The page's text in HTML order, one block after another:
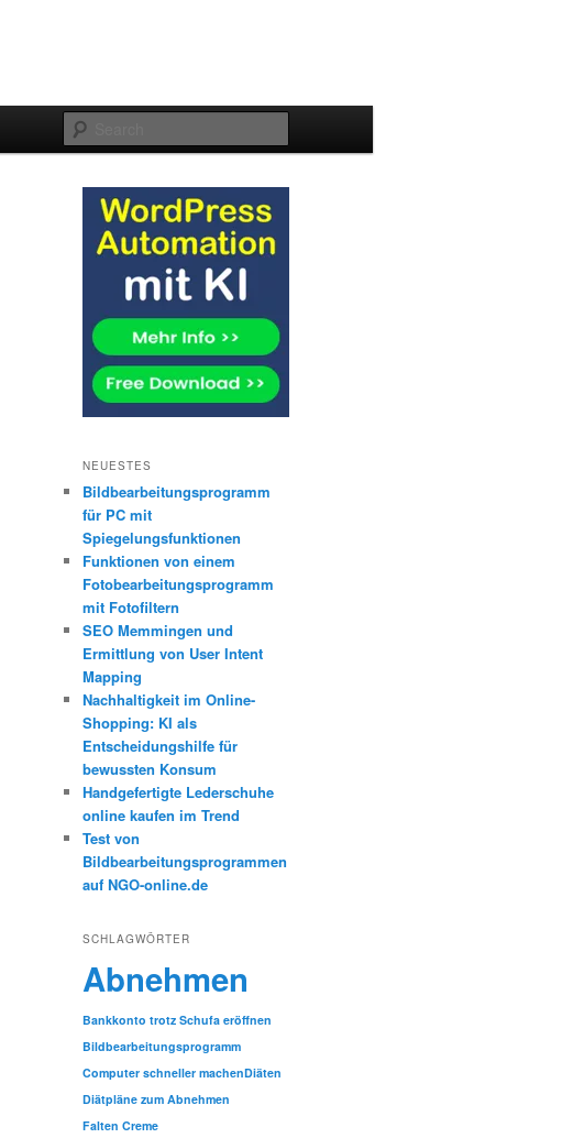
NEUESTES
Bildbearbeitungsprogramm
für PC mit
Spiegelungsfunktionen
Funktionen von einem
Fotobearbeitungsprogramm
mit Fotofiltern
SEO Memmingen und
Ermittlung von User Intent
Mapping
Nachhaltigkeit im Online-
Shopping: KI als
Entscheidungshilfe für
bewussten Konsum
Handgefertigte Lederschuhe
online kaufen im Trend
Test von
Bildbearbeitungsprogrammen
auf NGO-online.de
SCHLAGWÖRTER
Abnehmen
Bankkonto trotz Schufa eröffnen
Bildbearbeitungsprogramm
Computer schneller machenDiäten
Diätpläne zum Abnehmen
Falten Creme